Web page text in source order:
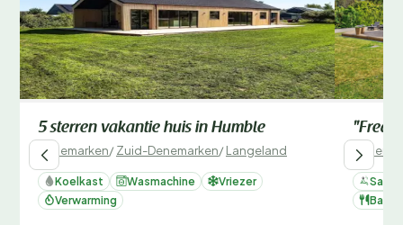
5 sterren vakantie huis in Humble
Denemarken/Zuid-Denemarken/Langeland
Koelkast Wasmachine
Vriezer
Verwarming
Sauna